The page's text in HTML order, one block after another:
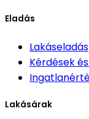
Eladás
Lakáseladás
Kérdések
Lakásárak